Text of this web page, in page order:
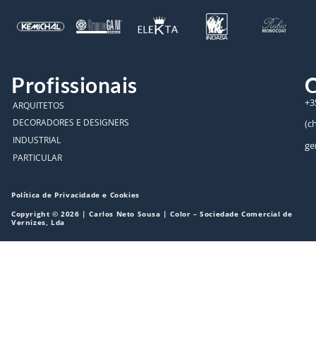
Profissionais
ARQUITETOS
DECORADORES E DESIGNERS
INDUSTRIAL
PARTICULAR
Política de Privacidade e Cookies
Copyright © 2026 | Carlos Neto Sousa | Color – Sociedade Comercial de
Vernizes, Lda